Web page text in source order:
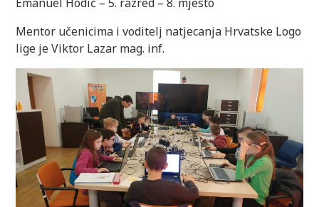
Mentor učenicima i voditelj natjecanja Hrvatske Logo
lige je Viktor Lazar mag. inf.